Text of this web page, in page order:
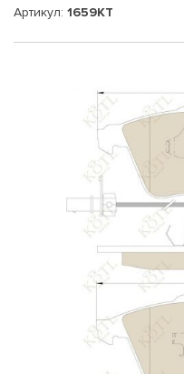
Артикул: 1659KT